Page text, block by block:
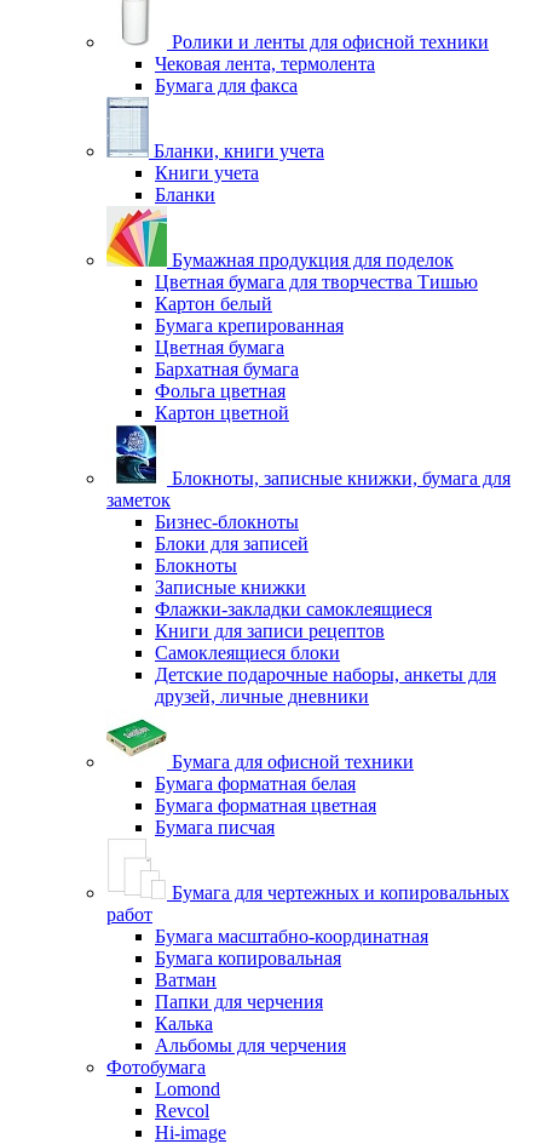
Ролики и ленты для офисной техники
Чековая лента, термолента
Бумага для факса
Бланки, книги учета
Книги учета
Бланки
Бумажная продукция для поделок
Цветная бумага для творчества Тишью
Картон белый
Бумага крепированная
Цветная бумага
Бархатная бумага
Фольга цветная
Картон цветной
Блокноты, записные книжки, бумага для
заметок
Бизнес-блокноты
Блоки для записей
Блокноты
Записные книжки
Флажки-закладки самоклеящиеся
Книги для записи рецептов
Самоклеящиеся блоки
Детские подарочные наборы, анкеты для
друзей, личные дневники
Бумага для офисной техники
Бумага форматная белая
Бумага форматная цветная
Бумага писчая
Бумага для чертежных и копировальных
работ
Бумага масштабно-координатная
Бумага копировальная
Ватман
Папки для черчения
Калька
Альбомы для черчения
Фотобумага
Lomond
Revcol
Hi-image